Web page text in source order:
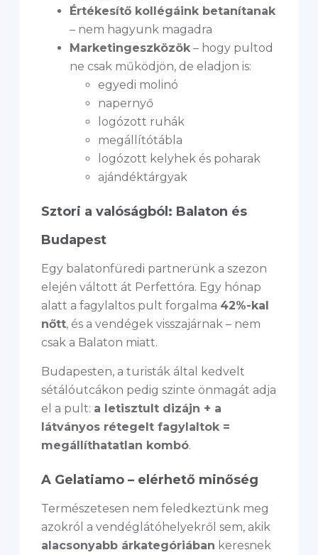
Értékesítő kollégáink betanítanak
– nem hagyunk magadra
Marketingeszközök – hogy pultod
ne csak működjön, de eladjon is:
egyedi molinó
napernyő
logózott ruhák
megállítótábla
logózott kelyhek és poharak
ajándéktárgyak
Sztori a valóságból: Balaton és
Budapest
Egy balatonfüredi partnerünk a szezon
elején váltott át Perfettóra. Egy hónap
alatt a fagylaltos pult forgalma 42%-kal
nőtt, és a vendégek visszajárnak – nem
csak a Balaton miatt.
Budapesten, a turisták által kedvelt
sétálóutcákon pedig szinte önmagát adja
el a pult: a letisztult dizájn + a
látványos rétegelt fagylaltok =
megállíthatatlan kombó.
A Gelatiamo – elérhető minőség
Természetesen nem feledkeztünk meg
azokról a vendéglátóhelyekről sem, akik
alacsonyabb árkategóriában keresnek